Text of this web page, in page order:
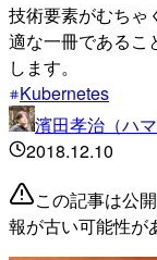
技術要素がむちゃ
適な一冊であるこ
します。
Kubernetes
濱田孝治（ハ
2018.12.10
この記事は公
報が古い可能性が